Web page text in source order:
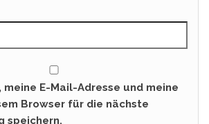
meine E-Mail-Adresse und meine
Browser für die nächste
speichern.